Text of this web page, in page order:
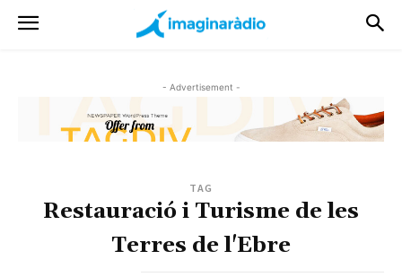
- Advertisement -
TAG
Restauració i Turisme de les
Terres de l'Ebre